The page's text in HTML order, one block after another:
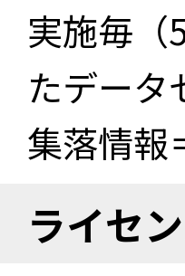
実施毎（
たデータ
集落情報
ライセ